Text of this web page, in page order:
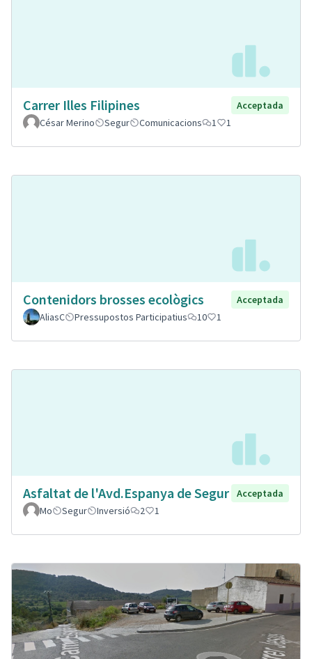
Carrer Illes Filipines
Acceptada
César Merino
Segur Comunicacions 1 1
Contenidors brosses ecològics
Acceptada
AliasC
Pressupostos Participatius 10 1
Asfaltat de l'Avd.Espanya de Segur
Acceptada
Mo
Segur Inversió 2 1